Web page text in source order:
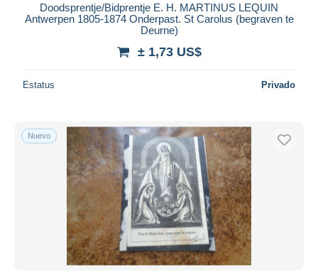
Doodsprentje/Bidprentje E. H. MARTINUS LEQUIN
Antwerpen 1805-1874 Onderpast. St Carolus (begraven te
Deurne)
± 1,73 US$
Estatus Privado
Nuevo